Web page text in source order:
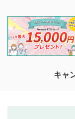
を目的として、各
投稿ができます。
閲覧および投稿を
他の利用者が動画
待ちしております
なお、投稿をもっ
キャ